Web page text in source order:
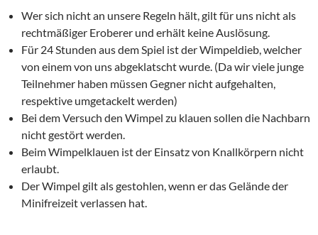
Wer sich nicht an unsere Regeln hält, gilt für uns nicht als
rechtmäßiger Eroberer und erhält keine Auslösung.
Für 24 Stunden aus dem Spiel ist der Wimpeldieb, welcher
von einem von uns abgeklatscht wurde. (Da wir viele junge
Teilnehmer haben müssen Gegner nicht aufgehalten,
respektive umgetackelt werden)
Bei dem Versuch den Wimpel zu klauen sollen die Nachbarn
nicht gestört werden.
Beim Wimpelklauen ist der Einsatz von Knallkörpern nicht
erlaubt.
Der Wimpel gilt als gestohlen, wenn er das Gelände der
Minifreizeit verlassen hat.